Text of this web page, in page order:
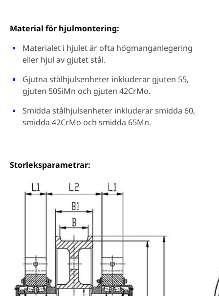
Material för hjulmontering:
Materialet i hjulet är ofta högmanganlegering
eller hjul av gjutet stål.
Gjutna stålhjulsenheter inkluderar gjuten 55,
gjuten 50SiMn och gjuten 42CrMo.
Smidda stålhjulsenheter inkluderar smidda 60,
smidda 42CrMo och smidda 65Mn.
Storleksparametrar: